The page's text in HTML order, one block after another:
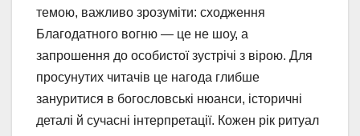
темою, важливо зрозуміти: сходження
Благодатного вогню — це не шоу, а
запрошення до особистої зустрічі з вірою. Для
просунутих читачів це нагода глибше
зануритися в богословські нюанси, історичні
деталі й сучасні інтерпретації. Кожен рік ритуал